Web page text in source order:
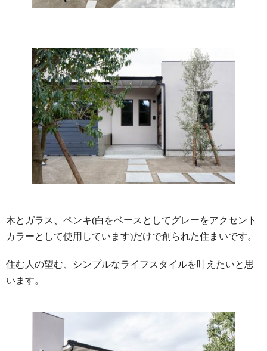
木とガラス、ペンキ(白をベースとしてグレーをアクセント
カラーとして使用しています)だけで創られた住まいです。
住む人の望む、シンプルなライフスタイルを叶えたいと思
います。